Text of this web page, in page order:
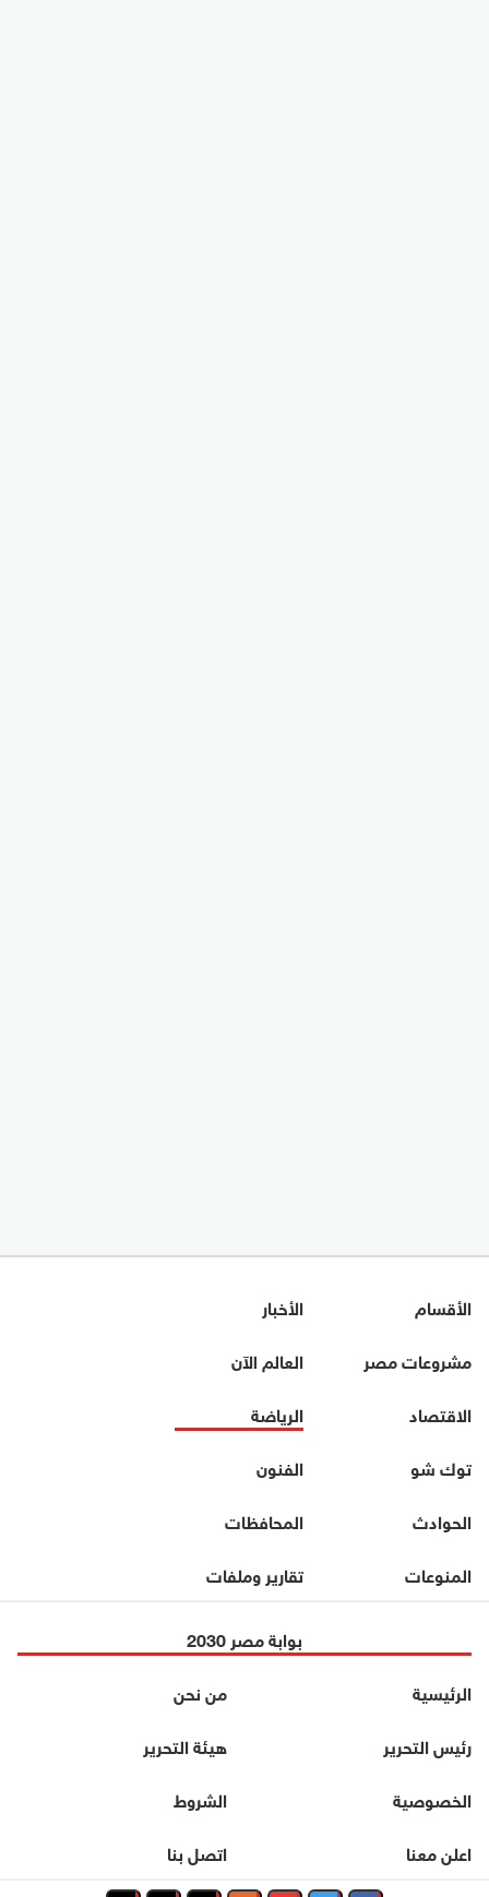
الأقسام
الأخبار
مشروعات مصر
العالم الآن
الاقتصاد
الرياضة
توك شو
الفنون
الحوادث
المحافظات
المنوعات
تقارير وملفات
بوابة مصر 2030
الرئيسية
من نحن
رئيس التحرير
هيئة التحرير
الخصوصية
الشروط
اعلن معنا
اتصل بنا